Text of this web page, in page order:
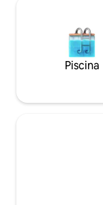
Piscina